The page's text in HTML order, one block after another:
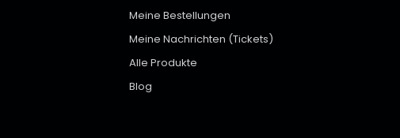
Meine Bestellungen
Meine Nachrichten (Tickets)
Alle Produkte
Blog